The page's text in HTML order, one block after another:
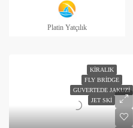
Platin Yatçılık
KIRALIK
FLY BRIDGE
GUVERTEDE JAKUZI
JET SKI